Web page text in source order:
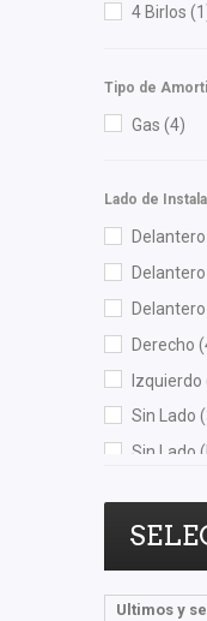
OEP(7)
Purolator
Quezada
Unicar(6)
Wagner
4 Birlos
Tipo de
Gas (4)
Lado de
Delantero
Derecho
Izquierdo
Sin Lado
Sin Lado
Trasero
Ultimos y